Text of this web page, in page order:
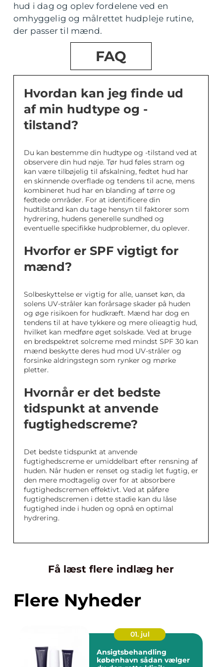
hud i dag og oplev fordelene ved en
omhyggelig og målrettet hudpleje rutine,
der passer til mænd.
FAQ
Hvordan kan jeg finde ud
af min hudtype og -
tilstand?
Du kan bestemme din hudtype og -tilstand ved at
observere din hud nøje. Tør hud føles stram og
kan være tilbøjelig til afskalning, fedtet hud har
en skinnende overflade og tendens til acne, mens
kombineret hud har en blanding af tørre og
fedtede områder. For at identificere din
hudtilstand kan du tage hensyn til faktorer som
hydrering, hudens generelle sundhed og
eventuelle specifikke hudproblemer, du oplever.
Hvorfor er SPF vigtigt for
mænd?
Solbeskyttelse er vigtig for alle, uanset køn, da
solens UV-stråler kan forårsage skader på huden
og øge risikoen for hudkræft. Mænd har dog en
tendens til at have tykkere og mere olieagtig hud,
hvilket kan medføre øget solskade. Ved at bruge
en bredspektret solcreme med mindst SPF 30 kan
mænd beskytte deres hud mod UV-stråler og
forsinke aldringstegn som rynker og mørke
pletter.
Hvornår er det bedste
tidspunkt at anvende
fugtighedscreme?
Det bedste tidspunkt at anvende
fugtighedscreme er umiddelbart efter rensning af
huden. Når huden er renset og stadig let fugtig, er
den mere modtagelig over for at absorbere
fugtighedscremen effektivt. Ved at påføre
fugtighedscremen i dette stadie kan du låse
fugtighed inde i huden og opnå en optimal
hydrering.
Få læst flere indlæg her
Flere Nyheder
01. jul
Ansigtsbehandling
københavn sådan vælger